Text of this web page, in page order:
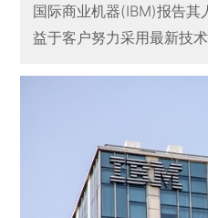
国际商业机器(IBM)报告其
益于客户努力采用最新技术